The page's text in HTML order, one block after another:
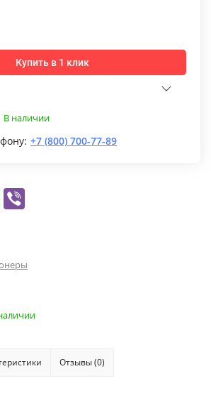
Купить в 1 клик
В наличии
+7 (800) 700-77-89
Отзывы (0)